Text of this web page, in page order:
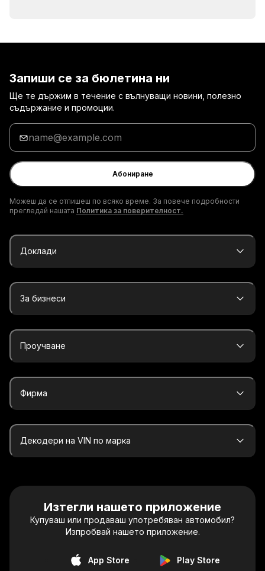
Запиши се за бюлетина ни
Ще те държим в течение с вълнуващи новини, полезно
съдържание и промоции.
Въведи
твоя
имейл
адрес
Абониране
Можеш да се отпишеш по всяко време. За повече подробности
прегледай нашата Политика за поверителност.
Доклади
За бизнеси
Проучване
Фирма
Декодери на VIN по марка
Изтегли нашето приложение
Купуваш или продаваш употребяван автомобил?
Изпробвай нашето приложение.
App Store Play Store